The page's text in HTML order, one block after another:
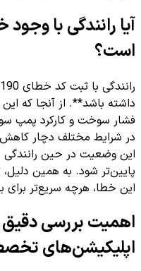
است؟
داشته باشد**. از آنجا که
فشار سوخت و کارکرد پمپ
در شرایط مختلف دچار
این وضعیت در حین رانندگی
پایین‌تر شود. به همین
این خطا، هرچه سریع‌تر برای
اهمیت بررسی دقیق
اپلیکیشن‌های